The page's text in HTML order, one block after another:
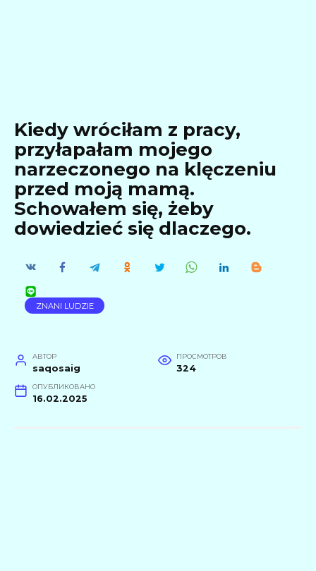
Kiedy wróciłam z pracy,
przyłapałam mojego
narzeczonego na klęczeniu
przed moją mamą.
Schowałem się, żeby
dowiedzieć się dlaczego.
ZNANI LUDZIE
АВТОР
saqosaig
ПРОСМОТРОВ
324
ОПУБЛИКОВАНО
16.02.2025